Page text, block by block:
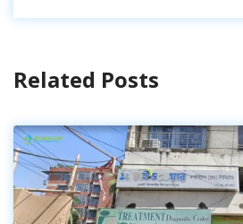
Related Posts